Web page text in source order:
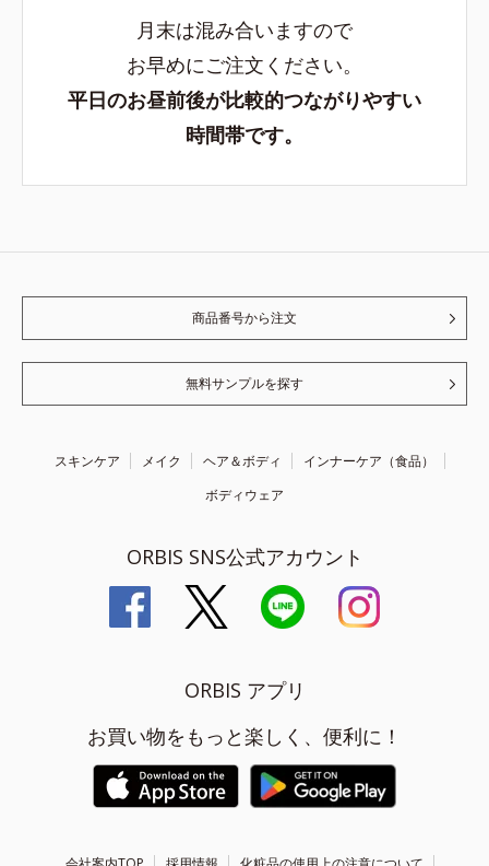
月末は混み合いますので
お早めにご注文ください。
平日のお昼前後が比較的つながりやすい
時間帯です。
商品番号から注文
無料サンプルを探す
スキンケア メイク ヘア＆ボディ
インナーケア（食品）
ボディウェア
ORBIS SNS公式アカウント
ORBIS アプリ
お買い物をもっと楽しく、便利に！